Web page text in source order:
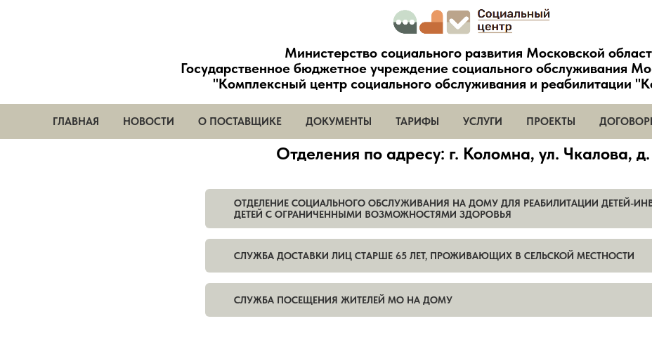
Министерство социального развития Московской
Государственное бюджетное учреждение социального обслуживания
"Комплексный центр социального обслуживания и реабилитации
ГЛАВНАЯ НОВОСТИ О ПОСТАВЩИКЕ ДОКУМЕНТЫ ТАРИФЫ УСЛУГИ ПРОЕКТЫ
Отделения по адресу: г. Коломна, ул. Чкалова, д.
ОТДЕЛЕНИЕ СОЦИАЛЬНОГО ОБСЛУЖИВАНИЯ НА ДОМУ ДЛЯ РЕАБИЛИТАЦИИ ДЕТЕЙ-
ДЕТЕЙ С ОГРАНИЧЕННЫМИ ВОЗМОЖНОСТЯМИ ЗДОРОВЬЯ
СЛУЖБА ДОСТАВКИ ЛИЦ СТАРШЕ 65 ЛЕТ, ПРОЖИВАЮЩИХ В СЕЛЬСКОЙ МЕСТНОСТИ
СЛУЖБА ПОСЕЩЕНИЯ ЖИТЕЛЕЙ МО НА ДОМУ